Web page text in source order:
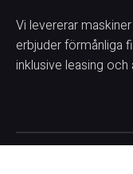
Vi levererar
erbjuder förmånliga
inklusive leasing och